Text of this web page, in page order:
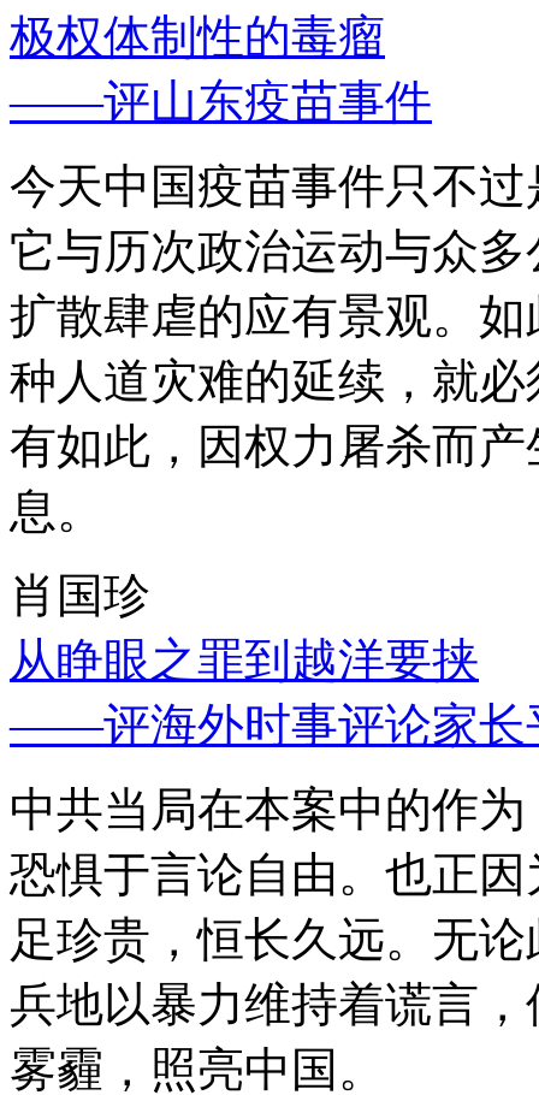
极权体制性的毒瘤
——评山东疫苗事件
今天中国疫苗事件只不
它与历次政治运动与众
扩散肆虐的应有景观。
种人道灾难的延续，就
有如此，因权力屠杀而
息。
肖国珍
从睁眼之罪到越洋要挟
——评海外时事评论家长
中共当局在本案中的作
恐惧于言论自由。也正
足珍贵，恒长久远。无
兵地以暴力维持着谎言
雾霾，照亮中国。